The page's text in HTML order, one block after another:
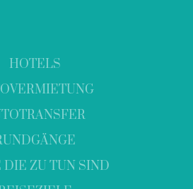
HOTELS
DIE ZU TUN SIND